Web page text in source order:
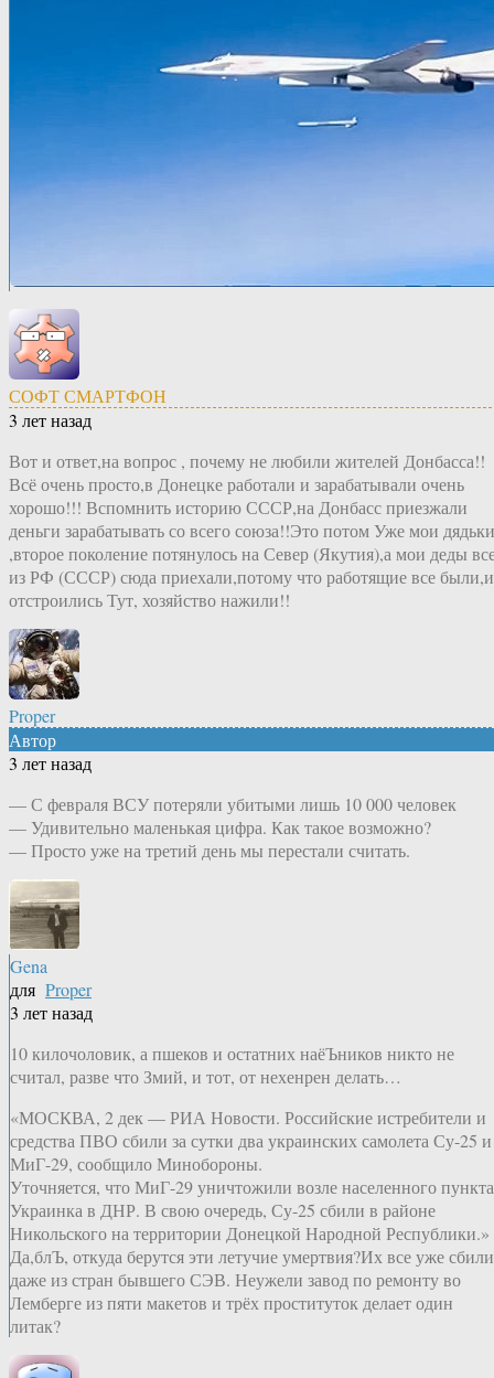
СОФТ СМАРТФОН
3 лет назад
Вот и ответ,на вопрос , почему не любили жителей Донбасса!!
Всё очень просто,в Донецке работали и зарабатывали очень
хорошо!!! Вспомнить историю СССР,на Донбасс приезжали
деньги зарабатывать со всего союза!!Это потом Уже мои дядьки
,второе поколение потянулось на Север (Якутия),а мои деды
из РФ (СССР) сюда приехали,потому что работящие все были,и
отстроились Тут, хозяйство нажили!!
Proper
Автор
3 лет назад
— С февраля ВСУ потеряли убитыми лишь 10 000 человек
— Удивительно маленькая цифра. Как такое возможно?
— Просто уже на третий день мы перестали считать.
Gena
для Proper
3 лет назад
10 килочоловик, а пшеков и остатних наёЪников никто не
считал, разве что Змий, и тот, от нехенрен делать…
«МОСКВА, 2 дек — РИА Новости. Российские истребители и
средства ПВО сбили за сутки два украинских самолета Су-25 и
МиГ-29, сообщило Минобороны.
Уточняется, что МиГ-29 уничтожили возле населенного пункта
Украинка в ДНР. В свою очередь, Су-25 сбили в районе
Никольского на территории Донецкой Народной Республики.»
Да,блЪ, откуда берутся эти летучие умертвия?Их все уже сбили
даже из стран бывшего СЭВ. Неужели завод по ремонту во
Лемберге из пяти макетов и трёх проституток делает один
литак?